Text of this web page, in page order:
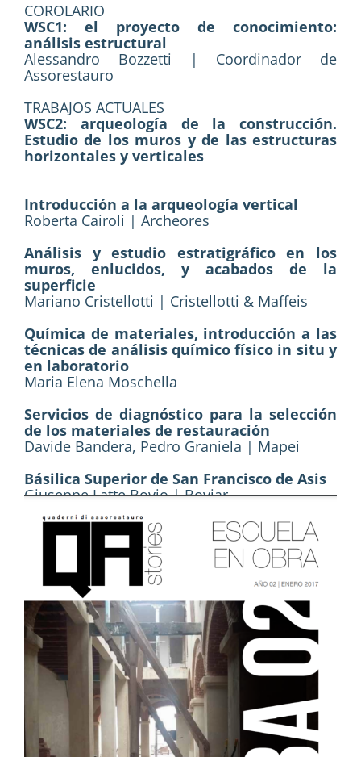
COROLARIO
WSC1: el proyecto de conocimiento:
análisis estructural
Alessandro Bozzetti | Coordinador de
Assorestauro
TRABAJOS ACTUALES
WSC2: arqueología de la construcción.
Estudio de los muros y de las estructuras
horizontales y verticales
Introducción a la arqueología vertical
Roberta Cairoli | Archeores
Análisis y estudio estratigráfico en los
muros, enlucidos, y acabados de la
superficie
Mariano Cristellotti | Cristellotti & Maffeis
Química de materiales, introducción a las
técnicas de análisis químico físico in situ y
en laboratorio
Maria Elena Moschella
Servicios de diagnóstico para la selección
de los materiales de restauración
Davide Bandera, Pedro Graniela | Mapei
Básilica Superior de San Francisco de Asis
Giuseppe Latte Bovio | Boviar
nálisis estructural de edificios de
mampostería
Pasquale Crisci, Gennaro Di Lauro,
Gianfranco Laezza | Aires Ingegneria